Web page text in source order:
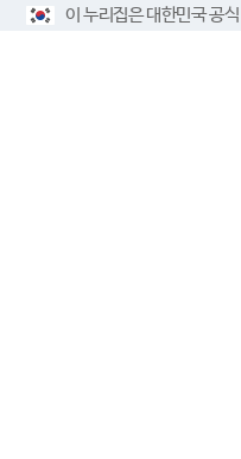
이 누리집은 대한민국 공